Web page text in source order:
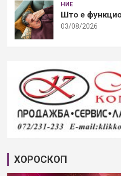
НИЕ
Што е
03/08/2026
ХОРОСКОП